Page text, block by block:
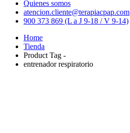
Quienes somos
atencion.cliente@terapiacpap.com
900 373 869 (L a J 9-18 / V 9-14)
Home
Tienda
Product Tag -
entrenador respiratorio